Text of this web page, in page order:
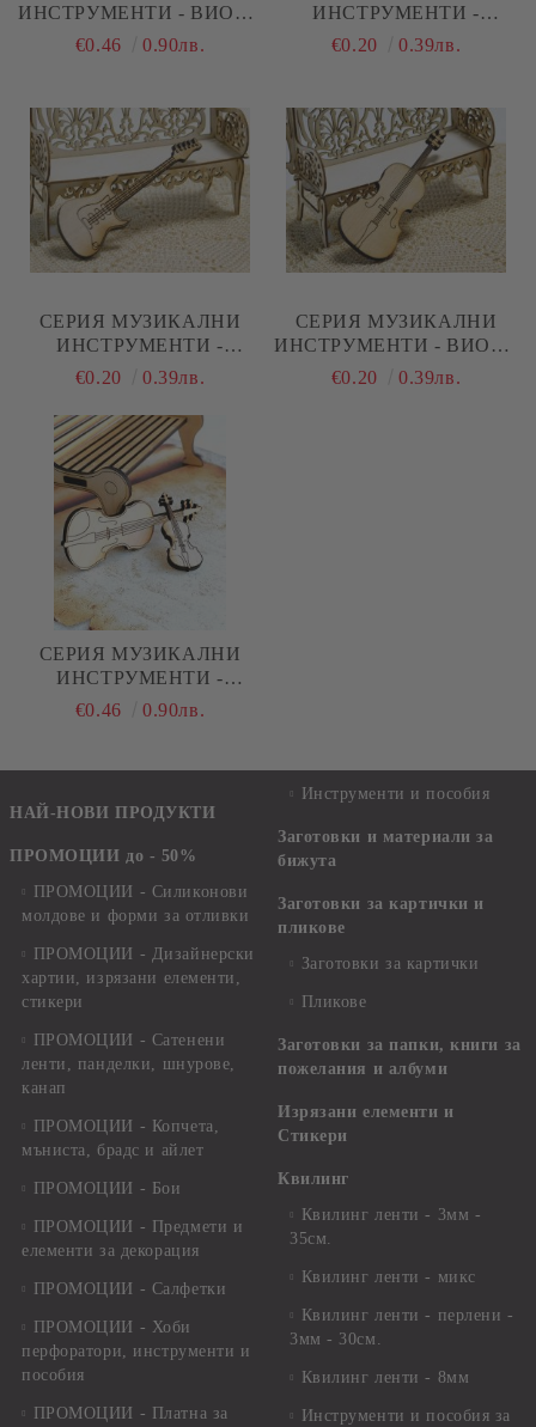
ИНСТРУМЕНТИ - ВИОЛА
- 2 БРОЯ
€0.46 0.90лв.
ИНСТРУМЕНТИ -
АКУСТИЧНА КИТАРА
€0.20 0.39лв.
СЕРИЯ МУЗИКАЛНИ
ИНСТРУМЕНТИ -
ЕЛЕКТРИЧЕСКА
€0.20 0.39лв.
СЕРИЯ МУЗИКАЛНИ
ИНСТРУМЕНТИ - ВИОЛА
МАЛКА - 1 БРОЙ
€0.20 0.39лв.
СЕРИЯ МУЗИКАЛНИ
ИНСТРУМЕНТИ -
ЦИГУЛКА - 2 БРОЯ
€0.46 0.90лв.
НАЙ-НОВИ ПРОДУКТИ
ПРОМОЦИИ до - 50%
ПРОМОЦИИ - Силиконови
молдове и форми за отливки
ПРОМОЦИИ - Дизайнерски
хартии, изрязани елементи,
стикери
ПРОМОЦИИ - Сатенени
ленти, панделки, шнурове,
канап
ПРОМОЦИИ - Копчета,
мъниста, брадс и айлет
ПРОМОЦИИ - Бои
ПРОМОЦИИ - Предмети и
елементи за декорация
ПРОМОЦИИ - Салфетки
ПРОМОЦИИ - Хоби
перфоратори, инструменти и
пособия
ПРОМОЦИИ - Платна за
Инструменти и пособия
Заготовки и материали за
бижута
Заготовки за картички и
пликове
Заготовки за картички
Пликове
Заготовки за папки, книги за
пожелания и албуми
Изрязани елементи и
Стикери
Квилинг
Квилинг ленти - 3мм -
35см.
Квилинг ленти - микс
Квилинг ленти - перлени -
3мм - 30см.
Квилинг ленти - 8мм
Инструменти и пособия за